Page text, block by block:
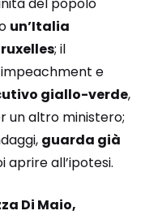
un’Italia
; il
e
giallo-verde,
un altro ministero;
guarda già
aprire all’ipotesi.
Di Maio,